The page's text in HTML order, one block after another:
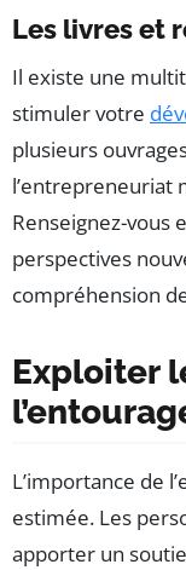
Les livres et
Il existe une
stimuler votre
plusieurs
l’entrepreneuriat
Renseignez-vous
perspectives
compréhension
Exploiter
L’importance de
estimée. Les
apporter un